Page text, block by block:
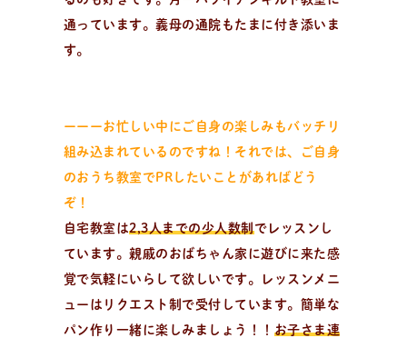
企業様とコラボ案件など
企業様とコラボ案件、飲食店様向けレシピ提供、就労支
通っています。義母の通院もたまに付き添いま
す。
ーーーお忙しい中にご自身の楽しみもバッチリ
組み込まれているのですね！それでは、ご自身
のおうち教室でPRしたいことがあればどう
ぞ！
自宅教室は2,3人までの少人数制でレッスンし
ています。親戚のおばちゃん家に遊びに来た感
覚で気軽にいらして欲しいです。レッスンメニ
ューはリクエスト制で受付しています。簡単な
パン作り一緒に楽しみましょう！！ お子さま連